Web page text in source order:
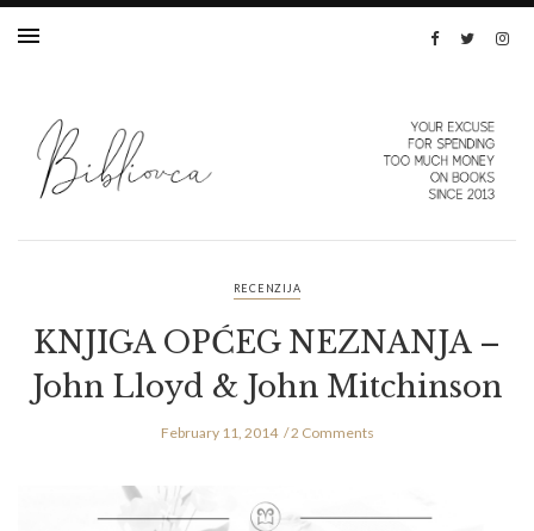
RECENZIJA
KNJIGA OPĆEG NEZNANJA –
John Lloyd & John Mitchinson
February 11, 2014 2 Comments